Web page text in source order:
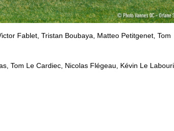
Fablet, Tristan Boubaya, Matteo Petitgenet, Tom
Tom Le Cardiec, Nicolas Flégeau, Kévin Le